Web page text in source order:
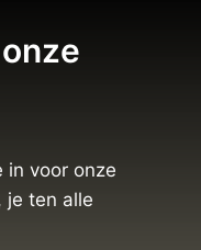
in voor onze
je ten alle